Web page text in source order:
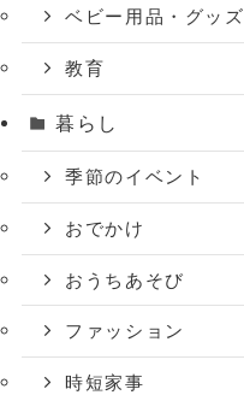
ベビー用品・グッズ
教育
暮らし
季節のイベント
おでかけ
おうちあそび
ファッション
時短家事